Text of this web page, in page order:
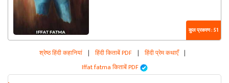
कुल प्रकरण : 51
श्रेष्ठ हिंदी कहानियां | हिंदी किताबें PDF | हिंदी प्रेम कथाएँ |
Iffat fatma किताबें PDF